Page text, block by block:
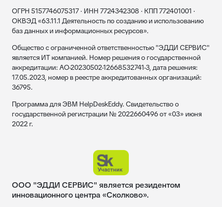
ОГРН 5157746075317 · ИНН 7724342308 · КПП 772401001 ·
ОКВЭД «63.11.1 Деятельность по созданию и использованию
баз данных и информационных ресурсов».
Общество с ограниченной ответственностью "ЭДДИ СЕРВИС"
является ИТ компанией. Номер решения о государственной
аккредитации: АО-20230502-12668532741-3, дата решения:
17.05.2023, номер в реестре аккредитованных организаций:
36795.
Программа для ЭВМ HelpDeskEddy. Свидетельство о
государственной регистрации № 2022660496 от «03» июня
2022 г.
ООО "ЭДДИ СЕРВИС" является резидентом
инновационного центра «Сколково».